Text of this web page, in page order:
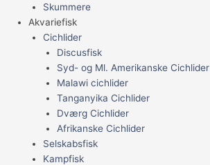
Skummere
Akvariefisk
Cichlider
Discusfisk
Syd- og Ml. Amerikanske Cichlider
Malawi cichlider
Tanganyika Cichlider
Dværg Cichlider
Afrikanske Cichlider
Selskabsfisk
Kampfisk